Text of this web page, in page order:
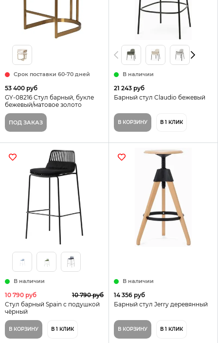
Срок поставки 60-70 дней
53 400 руб
GY-08216 Стул барный, букле
бежевый/матовое золото
50*55*85см
ПОД ЗАКАЗ
В наличии
21 243 руб
Барный стул Claudio бежевый
В КОРЗИНУ В 1 КЛИК
В наличии
10 790 руб
10 790 руб
Стул барный Spain с подушкой
чёрный
В КОРЗИНУ В 1 КЛИК
В наличии
14 356 руб
Барный стул Jerry деревянный
В КОРЗИНУ В 1 КЛИК